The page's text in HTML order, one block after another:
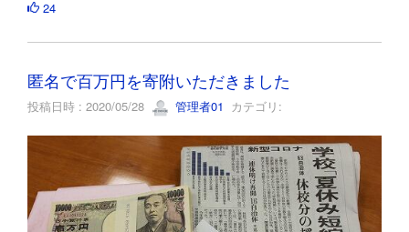
24
匿名で百万円を寄附いただきました
投稿日時 : 2020/05/28 管理者01 カテゴリ: